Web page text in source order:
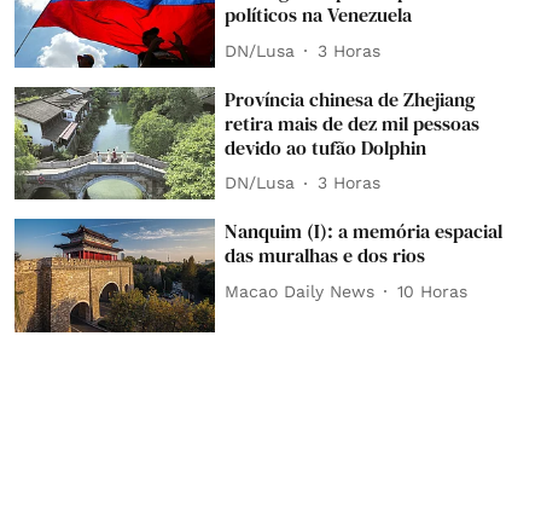
políticos na Venezuela
DN/Lusa 3 Horas
Província chinesa de Zhejiang
retira mais de dez mil pessoas
devido ao tufão Dolphin
DN/Lusa 3 Horas
Nanquim (I): a memória espacial
das muralhas e dos rios
Macao Daily News 10 Horas